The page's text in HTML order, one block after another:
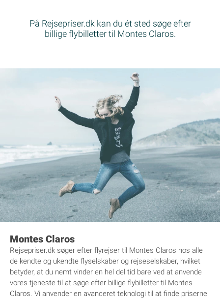
På Rejsepriser.dk kan du ét sted søge efter
billige flybilletter til Montes Claros.
Montes Claros
Rejsepriser.dk søger efter flyrejser til Montes Claros hos alle
de kendte og ukendte flyselskaber og rejseselskaber, hvilket
betyder, at du nemt vinder en hel del tid bare ved at anvende
vores tjeneste til at søge efter billige flybilletter til Montes
Claros. Vi anvender en avanceret teknologi til at finde priserne